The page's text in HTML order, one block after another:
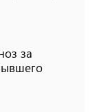
за